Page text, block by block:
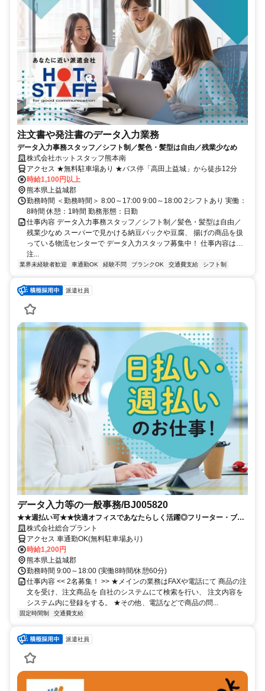
注文書や発注書のデータ入力業務
データ入力事務スタッフ／シフト制／髪色・髪型は自由／残業少なめ
株式会社ホットスタッフ熊本南
アクセス ★無料駐車場あり ★バス停「高田上益城」から徒歩12分
時給1,100円以上
熊本県上益城郡
勤務時間 ＜勤務時間＞ 8:00～17:00 9:00～18:00 2シフトあり 実働：
8時間 休憩：1時間 勤務形態：日勤
仕事内容 データ入力事務スタッフ／シフト制／髪色・髪型は自由／
残業少なめ スーパーで見かける納豆パックや豆腐、 揚げの商品を扱
っている物流センターで データ入力スタッフ募集中！ 仕事内容は…
注...
業界未経験者歓迎 車通勤OK 経験不問 ブランクOK 交通費支給 シフト制
派遣社員
データ入力等の一般事務/BJ005820
★★週払い可★★快適オフィスであなたらしく活躍◎フリーター・ブラ
ンクある方歓迎
株式会社総合プラント
アクセス 車通勤OK(無料駐車場あり)
時給1,200円
熊本県上益城郡
勤務時間 9:00～18:00 (実働8時間/休憩60分)
仕事内容 << 2名募集！ >> ★メインの業務はFAXや電話にて 商品の注
文を受け、注文商品を 自社のシステムにて検索を行い、 注文内容を
システム内に登録をする。 ★その他、電話などで商品の問...
固定時間制 交通費支給
派遣社員